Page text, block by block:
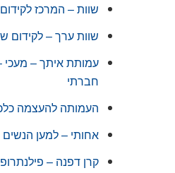
שוות – המרכז
שוות ערך – לקידום
עמותת איתך – מעכי
חברתי
העמותה להעצמה
אחותי – למען
קרן דפנה –